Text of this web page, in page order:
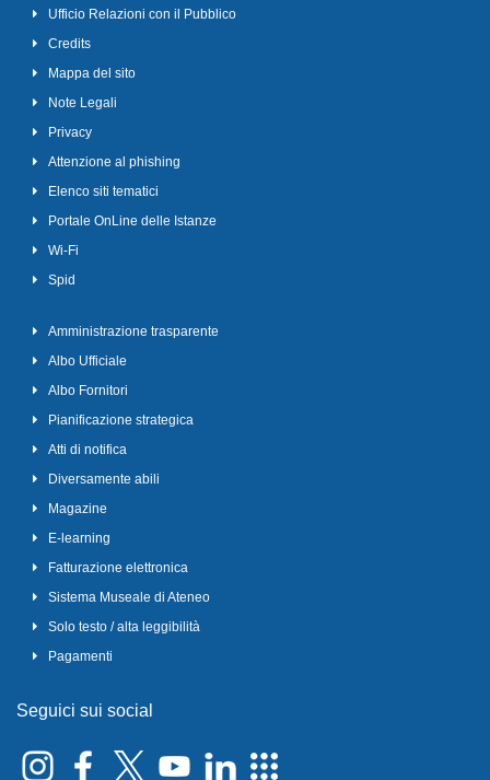
Ufficio Relazioni con il Pubblico
Credits
Mappa del sito
Note Legali
Privacy
Attenzione al phishing
Elenco siti tematici
Portale OnLine delle Istanze
Wi-Fi
Spid
Amministrazione trasparente
Albo Ufficiale
Albo Fornitori
Pianificazione strategica
Atti di notifica
Diversamente abili
Magazine
E-learning
Fatturazione elettronica
Sistema Museale di Ateneo
Solo testo / alta leggibilità
Pagamenti
Seguici sui social